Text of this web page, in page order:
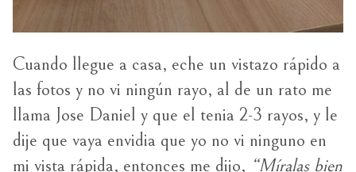
Cuando llegue a casa, eche un vistazo rápido a
las fotos y no vi ningún rayo, al de un rato me
llama Jose Daniel y que el tenia 2-3 rayos, y le
dije que vaya envidia que yo no vi ninguno en
mi vista rápida, entonces me dijo, “Míralas bien